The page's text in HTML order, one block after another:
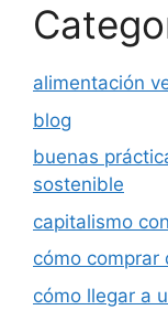
alimentación
blog
buenas
sostenible
capitalismo
cómo comprar
cómo llegar a